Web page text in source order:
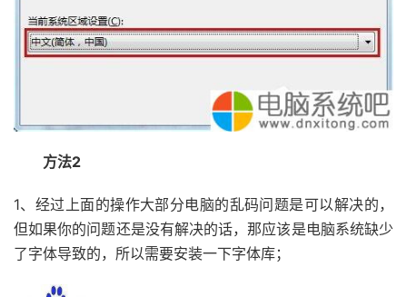
方法2
1、经过上面的操作大部分电脑的乱码问题是可以解决的，
但如果你的问题还是没有解决的话，那应该是电脑系统缺少
了字体导致的，所以需要安装一下字体库；